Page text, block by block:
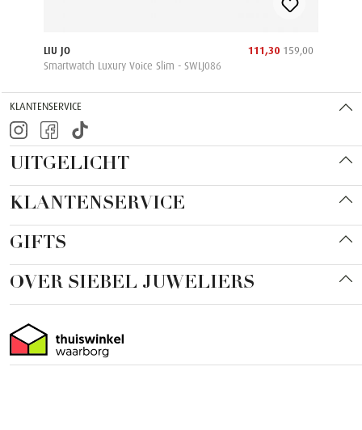
LIU JO
Smartwatch Luxury Voice Slim - SWLJ086
111,30 159,00
KLANTENSERVICE
UITGELICHT
KLANTENSERVICE
GIFTS
OVER SIEBEL JUWELIERS